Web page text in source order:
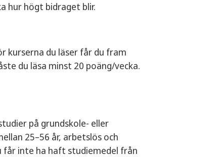
hur högt bidraget blir.
kurserna du läser får du fram
du läsa minst 20 poäng/vecka.
på grundskole- eller
25–56 år, arbetslös och
får inte ha haft studiemedel från